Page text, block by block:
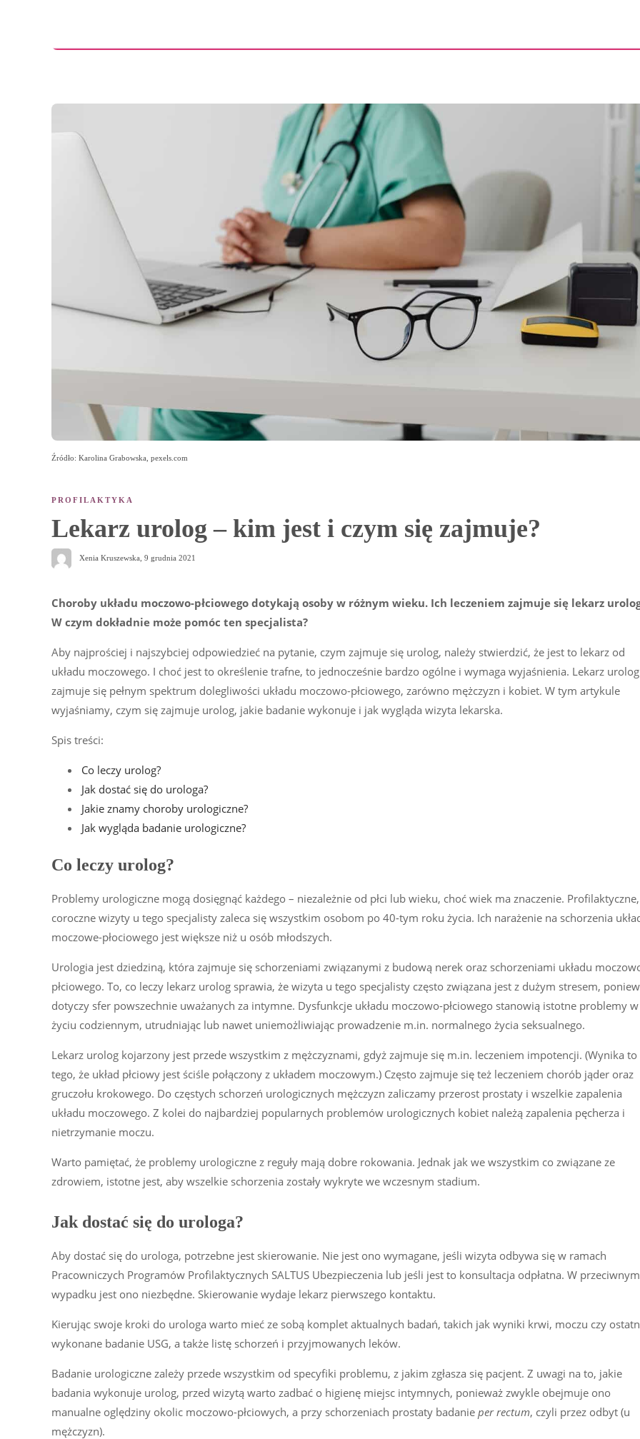
Źródło: Karolina Grabowska, pexels.com
PROFILAKTYKA
Lekarz urolog – kim jest i czym się zajmuje?
Xenia Kruszewska 9 grudnia 2021
Choroby układu moczowo-płciowego dotykają osoby w różnym wieku. Ich leczeniem zajmuje się lekarz
W czym dokładnie może pomóc ten specjalista?
Aby najprościej i najszybciej odpowiedzieć na pytanie, czym zajmuje się urolog, należy stwierdzić, że jest to lekarz od
układu moczowego. I choć jest to określenie trafne, to jednocześnie bardzo ogólne i wymaga wyjaśnienia. Lekarz urolog
zajmuje się pełnym spektrum dolegliwości układu moczowo-płciowego, zarówno mężczyzn i kobiet. W tym artykule
wyjaśniamy, czym się zajmuje urolog, jakie badanie wykonuje i jak wygląda wizyta lekarska.
Spis treści:
Co leczy urolog?
Jak dostać się do urologa?
Jakie znamy choroby urologiczne?
Jak wygląda badanie urologiczne?
Co leczy urolog?
Problemy urologiczne mogą dosięgnąć każdego – niezależnie od płci lub wieku, choć wiek ma znaczenie. Profilaktyczne,
coroczne wizyty u tego specjalisty zaleca się wszystkim osobom po 40-tym roku życia. Ich narażenie na schorzenia
moczowe-płociowego jest większe niż u osób młodszych.
Urologia jest dziedziną, która zajmuje się schorzeniami związanymi z budową nerek oraz schorzeniami układu
płciowego. To, co leczy lekarz urolog sprawia, że wizyta u tego specjalisty często związana jest z dużym stresem,
dotyczy sfer powszechnie uważanych za intymne. Dysfunkcje układu moczowo-płciowego stanowią istotne problemy w
życiu codziennym, utrudniając lub nawet uniemożliwiając prowadzenie m.in. normalnego życia seksualnego.
Lekarz urolog kojarzony jest przede wszystkim z mężczyznami, gdyż zajmuje się m.in. leczeniem impotencji. (Wynika to
tego, że układ płciowy jest ściśle połączony z układem moczowym.) Często zajmuje się też leczeniem chorób jąder oraz
gruczołu krokowego. Do częstych schorzeń urologicznych mężczyzn zaliczamy przerost prostaty i wszelkie zapalenia
układu moczowego. Z kolei do najbardziej popularnych problemów urologicznych kobiet należą zapalenia pęcherza i
nietrzymanie moczu.
Warto pamiętać, że problemy urologiczne z reguły mają dobre rokowania. Jednak jak we wszystkim co związane ze
zdrowiem, istotne jest, aby wszelkie schorzenia zostały wykryte we wczesnym stadium.
Jak dostać się do urologa?
Aby dostać się do urologa, potrzebne jest skierowanie. Nie jest ono wymagane, jeśli wizyta odbywa się w ramach
Pracowniczych Programów Profilaktycznych SALTUS Ubezpieczenia lub jeśli jest to konsultacja odpłatna. W przeciwnym
wypadku jest ono niezbędne. Skierowanie wydaje lekarz pierwszego kontaktu.
Kierując swoje kroki do urologa warto mieć ze sobą komplet aktualnych badań, takich jak wyniki krwi, moczu czy
wykonane badanie USG, a także listę schorzeń i przyjmowanych leków.
Badanie urologiczne zależy przede wszystkim od specyfiki problemu, z jakim zgłasza się pacjent. Z uwagi na to, jakie
badania wykonuje urolog, przed wizytą warto zadbać o higienę miejsc intymnych, ponieważ zwykle obejmuje ono
manualne oględziny okolic moczowo-płciowych, a przy schorzeniach prostaty badanie per rectum, czyli przez odbyt (u
mężczyzn).